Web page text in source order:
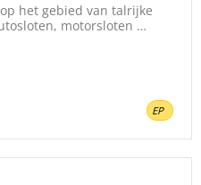
EP
het gebied van talrijke
motorsloten …